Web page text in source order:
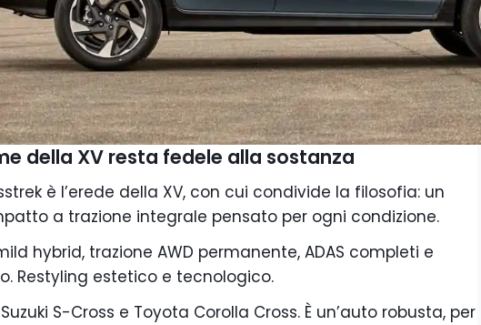
della XV resta fedele alla sostanza
è l’erede della XV, con cui condivide la filosofia: un
a trazione integrale pensato per ogni condizione.
hybrid, trazione AWD permanente, ADAS completi e
Restyling estetico e tecnologico.
S-Cross e Toyota Corolla Cross. È un’auto robusta, per